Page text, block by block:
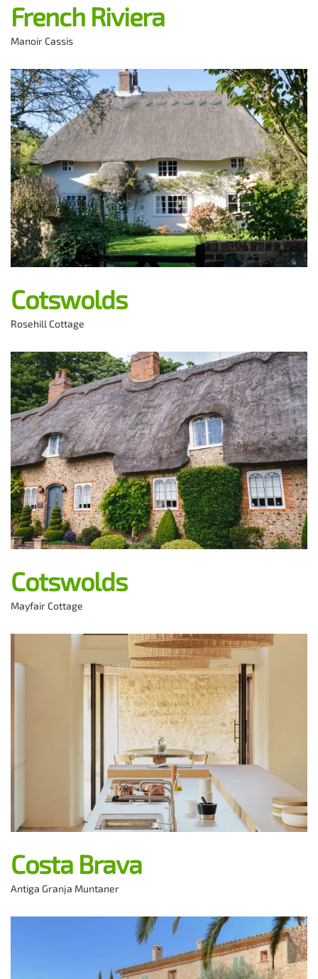
French Riviera
Manoir Cassis
Cotswolds
Rosehill Cottage
Cotswolds
Mayfair Cottage
Costa Brava
Antiga Granja Muntaner